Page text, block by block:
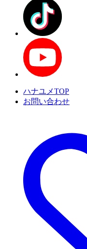
ハナユメTOP
お問い合わせ